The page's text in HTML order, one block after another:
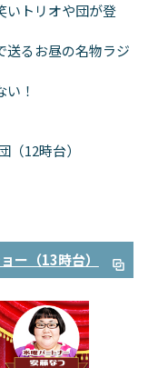
いトリオや団が登
送るお昼の名物ラジ
！
12時台）
ー（13時台）